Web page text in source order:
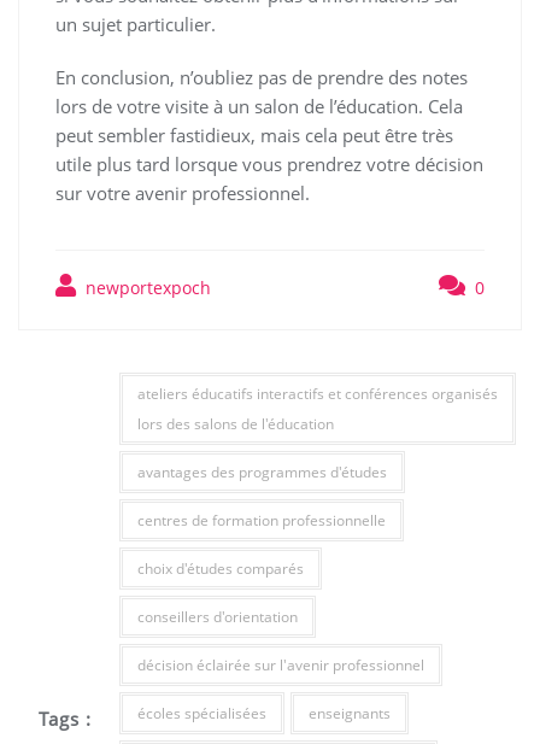
un sujet particulier.
En conclusion, n’oubliez pas de prendre des notes
lors de votre visite à un salon de l’éducation. Cela
peut sembler fastidieux, mais cela peut être très
utile plus tard lorsque vous prendrez votre décision
sur votre avenir professionnel.
newportexpoch 0
Tags :
ateliers éducatifs interactifs et conférences organisés
lors des salons de l'éducation
avantages des programmes d'études
centres de formation professionnelle
choix d'études comparés
conseillers d'orientation
décision éclairée sur l'avenir professionnel
écoles spécialisées enseignants